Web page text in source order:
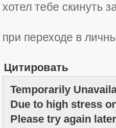
хотел тебе скинуть
при переходе в
Цитировать
Temporarily
Due to high stress
Please try again